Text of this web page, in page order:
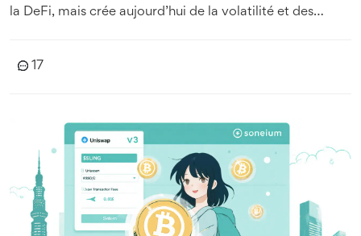
la DeFi, mais crée aujourd’hui de la volatilité et des
17